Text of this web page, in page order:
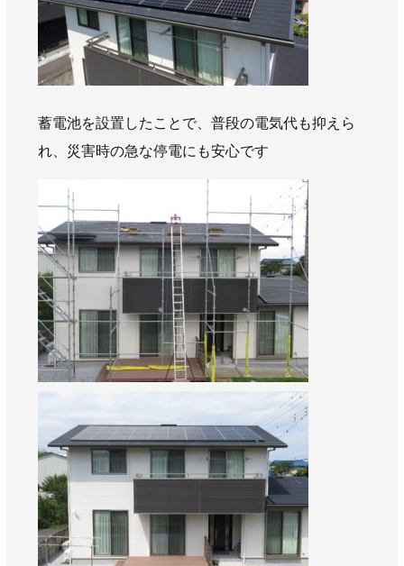
社長ブログ イベント お知らせ
チラシ
AWAJYUブログ
安房住まいる
大型工事施工事例
採用情報
新卒・第二新卒採用 アルバイト採用
協力会社募集
お問い合わせ
蓄電池を設置したことで、普段の電気代も抑えら
れ、災害時の急な停電にも安心です